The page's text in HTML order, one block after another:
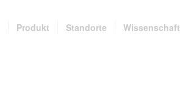
Produkt Standorte Wissenschaft